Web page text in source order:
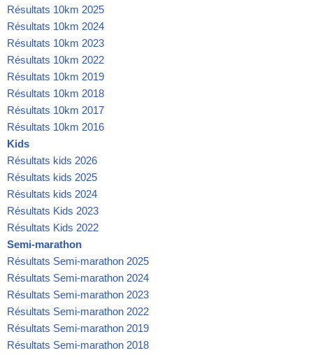
Résultats 10km 2025
Résultats 10km 2024
Résultats 10km 2023
Résultats 10km 2022
Résultats 10km 2019
Résultats 10km 2018
Résultats 10km 2017
Résultats 10km 2016
Kids
Résultats kids 2026
Résultats kids 2025
Résultats kids 2024
Résultats Kids 2023
Résultats Kids 2022
Semi-marathon
Résultats Semi-marathon 2025
Résultats Semi-marathon 2024
Résultats Semi-marathon 2023
Résultats Semi-marathon 2022
Résultats Semi-marathon 2019
Résultats Semi-marathon 2018